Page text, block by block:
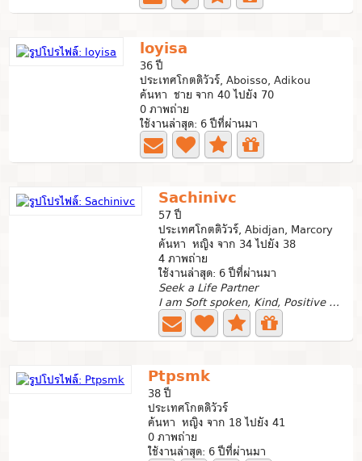
loyisa
36 ปี
ประเทศโกตดิวัวร์, Aboisso, Adikou
ค้นหา ชาย จาก 40 ไปยัง 70
0 ภาพถ่าย
ใช้งานล่าสุด: 6 ปีที่ผ่านมา
Sachinivc
57 ปี
ประเทศโกตดิวัวร์, Abidjan, Marcory
ค้นหา หญิง จาก 34 ไปยัง 38
4 ภาพถ่าย
ใช้งานล่าสุด: 6 ปีที่ผ่านมา
Seek a Life Partner
I am Soft spoken, Kind, Positive and Very Optimistic...
Ptpsmk
38 ปี
ประเทศโกตดิวัวร์
ค้นหา หญิง จาก 18 ไปยัง 41
0 ภาพถ่าย
ใช้งานล่าสุด: 6 ปีที่ผ่านมา